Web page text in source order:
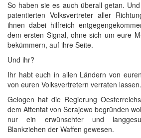
So haben sie es auch überall getan.
patentierten Volksvertreter aller
ihnen dabei hilfreich
dem ersten Signal, ohne sich um eure
bekümmern, auf ihre Seite.
Und ihr?
Ihr habt euch in allen Ländern von
von euren Volksvertretern verraten lassen.
Gelogen hat die Regierung
dem Attentat von Serajewo begründen
nur ein erwünschter und
Blankziehen der Waffen gewesen.